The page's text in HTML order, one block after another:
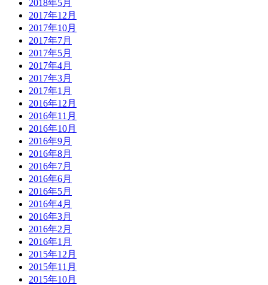
2018年5月
2017年12月
2017年10月
2017年7月
2017年5月
2017年4月
2017年3月
2017年1月
2016年12月
2016年11月
2016年10月
2016年9月
2016年8月
2016年7月
2016年6月
2016年5月
2016年4月
2016年3月
2016年2月
2016年1月
2015年12月
2015年11月
2015年10月